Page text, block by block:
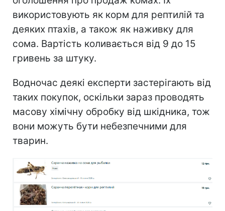
використовують як корм для рептилій та
деяких птахів, а також як наживку для
сома. Вартість коливається від 9 до 15
гривень за штуку.
Водночас деякі експерти застерігають від
таких покупок, оскільки зараз проводять
масову хімічну обробку від шкідника, тож
вони можуть бути небезпечними для
тварин.